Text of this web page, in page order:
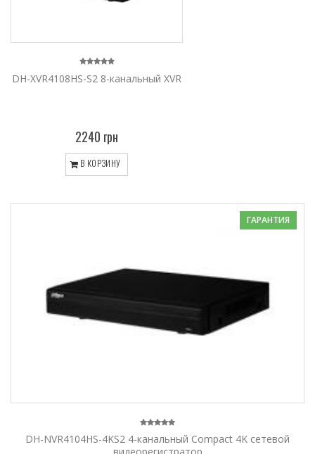
DH-XVR4108HS-S2 8-канальный XVR
2240 грн
В КОРЗИНУ
ГАРАНТИЯ
DH-NVR4104HS-4KS2 4-канальный Compact 4K сетевой